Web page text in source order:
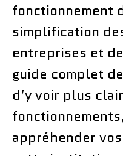
fonctionnement
simplification
entreprises et
guide complet
d’y voir plus
appréhender